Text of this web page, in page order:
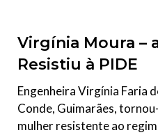
Virgínia Moura –
Resistiu à PIDE
Engenheira Virgínia Faria
Conde, Guimarães,
mulher resistente ao